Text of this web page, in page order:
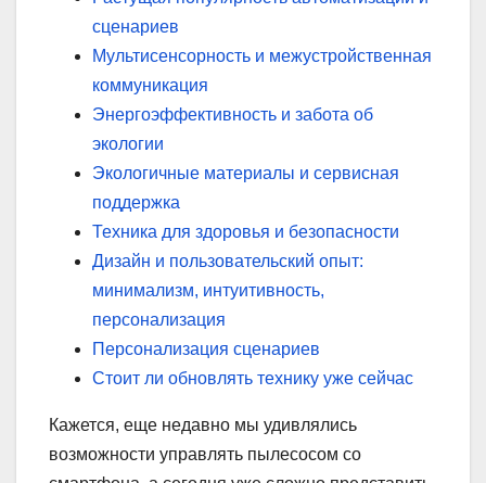
сценариев
Мультисенсорность и межустройственная
коммуникация
Энергоэффективность и забота об
экологии
Экологичные материалы и сервисная
поддержка
Техника для здоровья и безопасности
Дизайн и пользовательский опыт:
минимализм, интуитивность,
персонализация
Персонализация сценариев
Стоит ли обновлять технику уже сейчас
Кажется, еще недавно мы удивлялись
возможности управлять пылесосом со